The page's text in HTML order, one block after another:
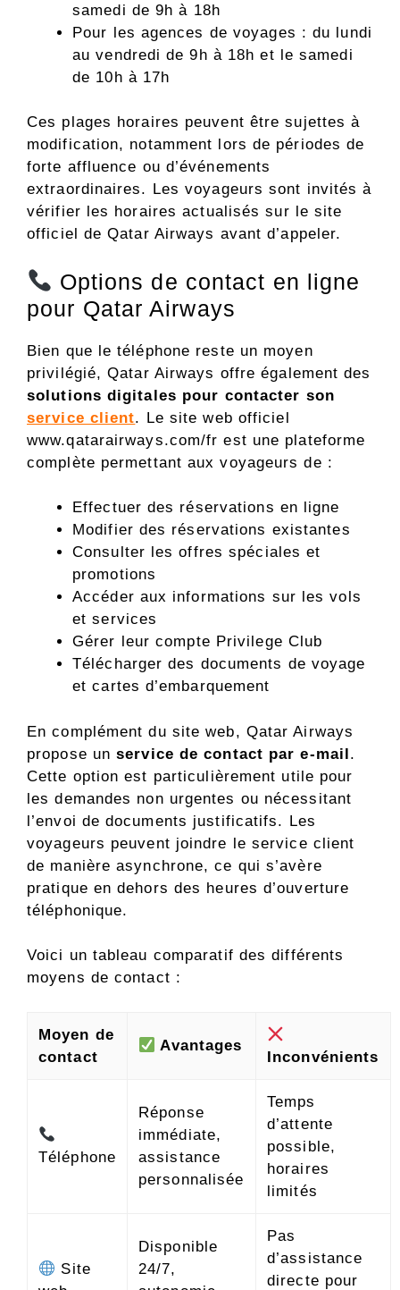
samedi de 9h à 18h
Pour les agences de voyages : du lundi
au vendredi de 9h à 18h et le samedi
de 10h à 17h
Ces plages horaires peuvent être sujettes à
modification, notamment lors de périodes de
forte affluence ou d’événements
extraordinaires. Les voyageurs sont invités à
vérifier les horaires actualisés sur le site
officiel de Qatar Airways avant d’appeler.
Options de contact en ligne
pour Qatar Airways
Bien que le téléphone reste un moyen
privilégié, Qatar Airways offre également des
solutions digitales pour contacter son
service client. Le site web officiel
www.qatarairways.com/fr est une plateforme
complète permettant aux voyageurs de :
Effectuer des réservations en ligne
Modifier des réservations existantes
Consulter les offres spéciales et
promotions
Accéder aux informations sur les vols
et services
Gérer leur compte Privilege Club
Télécharger des documents de voyage
et cartes d’embarquement
En complément du site web, Qatar Airways
propose unservice de contact par e-mail.
Cette option est particulièrement utile pour
les demandes non urgentes ou nécessitant
l’envoi de documents justificatifs. Les
voyageurs peuvent joindre le service client
de manière asynchrone, ce qui s’avère
pratique en dehors des heures d’ouverture
téléphonique.
Voici un tableau comparatif des différents
moyens de contact :
Moyen de
contact
Avantages
Inconvénients
Téléphone
Réponse
immédiate,
assistance
personnalisée
Temps
d’attente
possible,
horaires
limités
Site
Disponible
24/7,
Pas
d’assistance
directe pour